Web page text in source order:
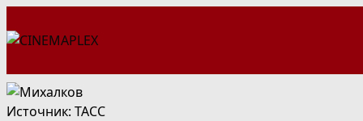
к
Источник: ТАСС